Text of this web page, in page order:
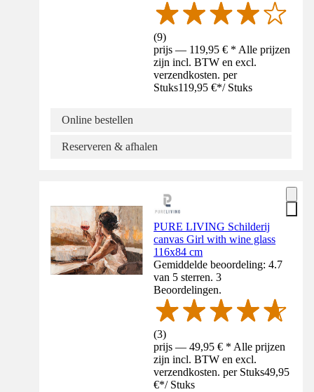
(9)
prijs — 119,95 € * Alle prijzen
zijn incl. BTW en excl.
verzendkosten. per
Stuks119,95 €*/ Stuks
Online bestellen
Reserveren & afhalen
PURE LIVING Schilderij
canvas Girl with wine glass
116x84 cm
Gemiddelde beoordeling: 4.7
van 5 sterren. 3
Beoordelingen.
(3)
prijs — 49,95 € * Alle prijzen
zijn incl. BTW en excl.
verzendkosten. per Stuks49,95
€*/ Stuks